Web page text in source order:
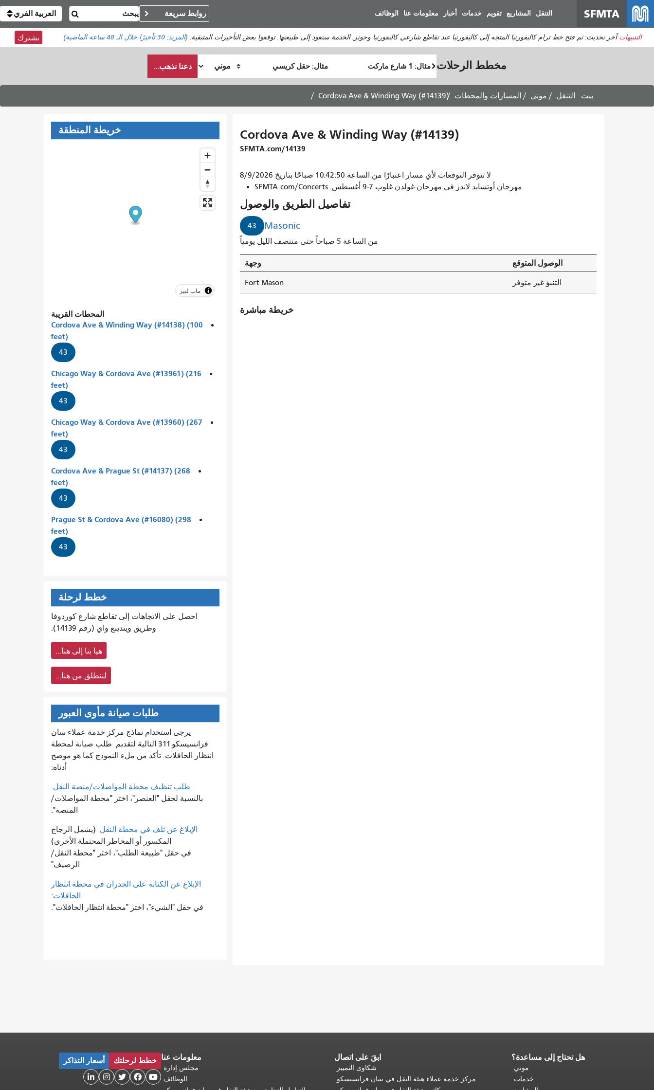
المحتوى
الرئيسي
SFMTA التنقل المشاريع تقويم خدمات أخبار معلومات عنا الوظائف روابط سريعة العربية الفري
التنبيهات آخر تحديث: تم فتح خط ترام كاليفورنيا المتجه إلى كاليفورنيا عند تقاطع شارعي كاليفورنيا وجونز. الخدمة ستعود إلى طبيعتها. توقعوا بعض التأخيرات المتبقية. (المزيد:30 تأخيرًا خلال الـ 48 ساعة الماضية) يشترك
مخطط الرحلات
البداية
النهاية
كيف
أرغب
السفر
دعنا نذهب...
بيت التنقل موني المسارات والمحطات Cordova Ave & Winding Way (#14139)
Cordova Ave & Winding Way (#14139)
SFMTA.com/14139
لا تتوفر التوقعات لأي مسار اعتبارًا من الساعة 10:42:50 صباحًا بتاريخ 8/9/2026
مهرجان أوتسايد لاندز في مهرجان غولدن غلوب 7-9 أغسطس. SFMTA.com/Concerts
تفاصيل الطريق والوصول
43 Masonic
من الساعة 5 صباحاً حتى منتصف الليل يومياً
وجهة الوصول المتوقع
Fort Mason التنبؤ غير متوفر
خريطة مباشرة
خريطة المنطقة
ماب ليبر
المحطات القريبة
Cordova Ave & Winding Way (#14138) (100
feet)
43
Chicago Way & Cordova Ave (#13961) (216
feet)
43
Chicago Way & Cordova Ave (#13960) (267
feet)
43
Cordova Ave & Prague St (#14137) (268
feet)
43
Prague St & Cordova Ave (#16080) (298
feet)
43
خطط لرحلة
احصل على الاتجاهات إلى تقاطع شارع كوردوفا
وطريق ويندينغ واي (رقم 14139):
هيا بنا إلى هنا...
لننطلق من هنا...
طلبات صيانة مأوى العبور
يرجى استخدام نماذج مركز خدمة عملاء سان
فرانسيسكو 311 التالية لتقديم
طلب صيانة لمحطة
انتظار الحافلات. تأكد من ملء النموذج كما هو موضح
أدناه:
طلب تنظيف محطة المواصلات/منصة النقل.
بالنسبة لحقل "العنصر"، اختر "محطة المواصلات/
المنصة".
الإبلاغ عن تلف في محطة النقل (يشمل الزجاج
المكسور أو المخاطر المحتملة الأخرى)
في حقل "طبيعة الطلب"، اختر "محطة النقل/
الرصيف"
الإبلاغ عن الكتابة على الجدران في محطة انتظار
الحافلات:
في حقل "الشيء"، اختر "محطة انتظار الحافلات".
هل تحتاج إلى مساعدة؟
موني
خدمات
ابقَ على اتصال
شكاوى التمييز
مركز خدمة عملاء هيئة النقل في سان فرانسيسكو
معلومات عنا
مجلس إدارة
الوظائف
خطط لرحلتك أسعار التذاكر




